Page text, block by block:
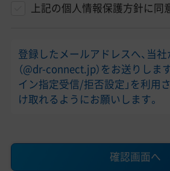
上記の個人情報保護方針に同
登録したメールアドレスへ、当
（@dr-connect.jp）をお送りしま
イン指定受信/拒否設定」を利用
け取れるようにお願いします。
確認画面へ